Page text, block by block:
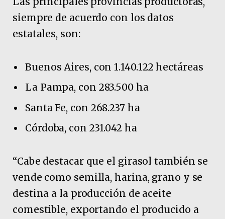
siempre de acuerdo con los datos
estatales, son:
Buenos Aires, con 1.140.122 hectáreas
La Pampa, con 283.500 ha
Santa Fe, con 268.237 ha
Córdoba, con 231.042 ha
“Cabe destacar que el girasol también se
vende como semilla, harina, grano y se
destina a la producción de aceite
comestible, exportando el producido a